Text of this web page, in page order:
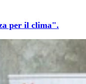
per il clima".